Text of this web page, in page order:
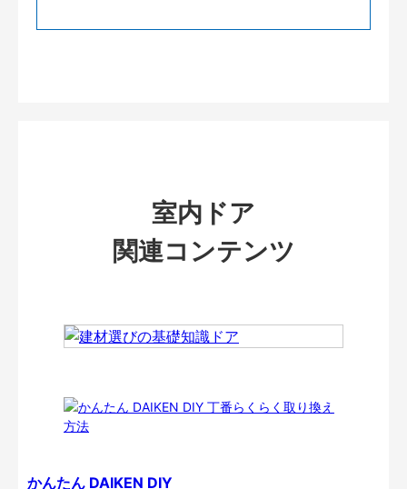
室内ドア
関連コンテンツ
かんたん DAIKEN DIY